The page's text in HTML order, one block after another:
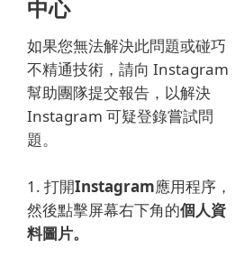
中心
如果您無法解決此問題或碰巧
不精通技術，請向 Instagram
幫助團隊提交報告，以解決
Instagram 可疑登錄嘗試問
題。
1. 打開Instagram應用程序，
然後點擊屏幕右下角的個人資
料圖片。